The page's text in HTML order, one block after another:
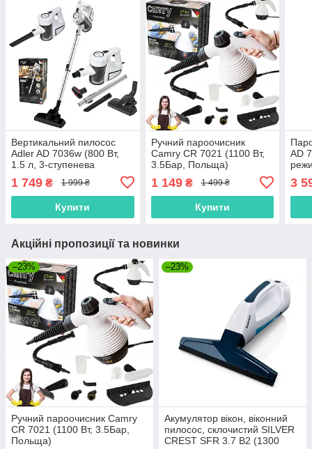
Вертикальний пилосос
Adler AD 7036w (800 Вт,
1.5 л, 3-ступенева
1 749 ₴ 1 999 ₴
Купити
Ручний пароочисник
Camry CR 7021 (1100 Вт,
3.5Бар, Польща)
1 149₴ 1 499 ₴
Купити
AD
3
Акційні пропозиції та новинки
–23%
Ручний пароочисник Camry
CR 7021 (1100 Вт, 3.5Бар,
Польща)
–23%
Акумулятор вікон, віконний
пилосос, склочистий SILVER
CREST SFR 3.7 B2 (1300